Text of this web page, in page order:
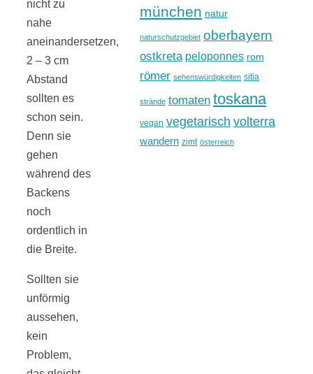
nicht zu
nahe
aneinandersetzen,
2 – 3 cm
Abstand
sollten es
schon sein.
Denn sie
gehen
während des
Backens
noch
ordentlich in
die Breite.
Sollten sie
unförmig
aussehen,
kein
Problem,
münchen natur
naturschutzgebiet oberbayern
ostkreta peloponnes rom
römer sehenswürdigkeiten sitia
strände tomaten toskana
vegan vegetarisch volterra
wandern zimt österreich